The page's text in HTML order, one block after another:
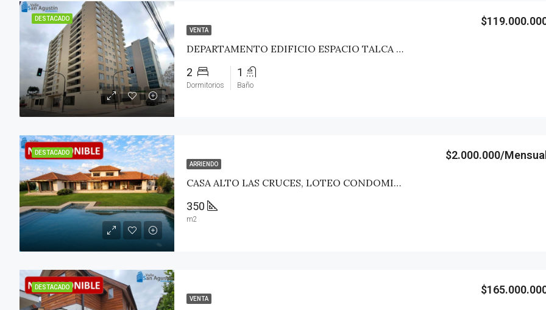
DESTACADO
VENTA
DEPARTAMENTO EDIFICIO ESPACIO TALCA – TALCA
2
Dormitorios
1
Baño
DESTACADO
ARRIENDO
CASA ALTO LAS CRUCES, LOTEO CONDOMINIO LAS ROSAS – TALCA
$2.000.000/
350
m2
DESTACADO
VENTA